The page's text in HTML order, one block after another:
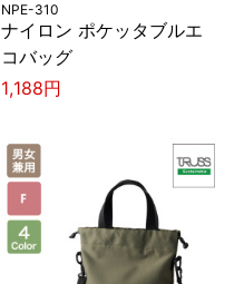
NPE-310
ナイロン ポケッタブルエ
コバッグ
1,188円